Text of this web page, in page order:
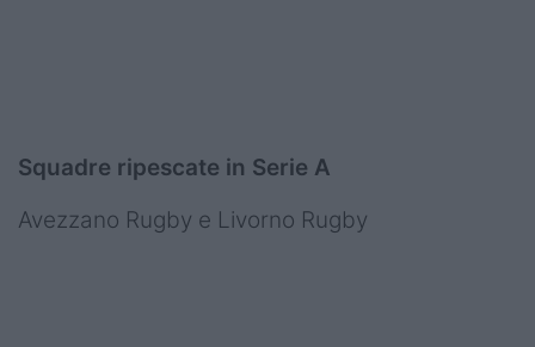
Squadre ripescate in Serie A
Avezzano Rugby e Livorno Rugby